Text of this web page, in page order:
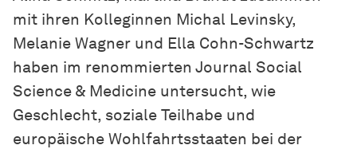
mit ihren Kolleginnen Michal Levinsky,
Melanie Wagner und Ella Cohn-Schwartz
haben im renommierten Journal Social
Science & Medicine untersucht, wie
Geschlecht, soziale Teilhabe und
europäische Wohlfahrtsstaaten bei der